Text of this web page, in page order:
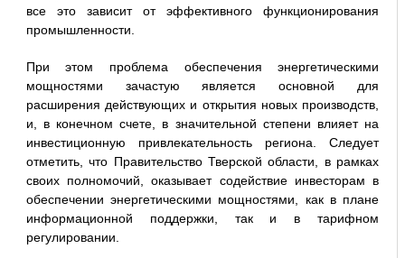
все это зависит от эффективного функционирования
промышленности.
При этом проблема обеспечения энергетическими
мощностями зачастую является основной для
расширения действующих и открытия новых производств,
и, в конечном счете, в значительной степени влияет на
инвестиционную привлекательность региона. Следует
отметить, что Правительство Тверской области, в рамках
своих полномочий, оказывает содействие инвесторам в
обеспечении энергетическими мощностями, как в плане
информационной поддержки, так и в тарифном
регулировании.